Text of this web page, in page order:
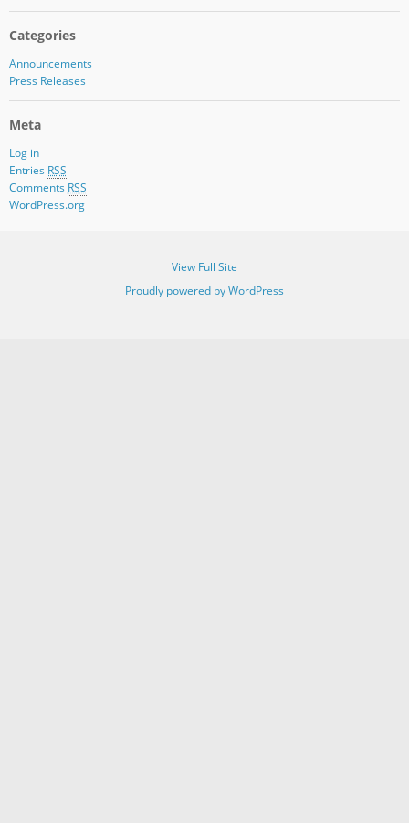
Categories
Announcements
Press Releases
Meta
Log in
Entries RSS
Comments RSS
WordPress.org
View Full Site
Proudly powered by WordPress